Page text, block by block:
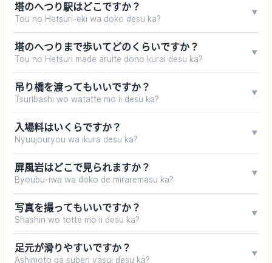
塔のへつり駅はどこですか？
Tou no Hetsuri-eki wa doko desu ka?
▼
塔のへつりまで歩いてどのくらいですか？
Tou no Hetsuri made aruite dono kurai desu ka?
▼
吊り橋を渡ってもいいですか？
Tsuribashi wo watatte mo ii desu ka?
▼
入場料はいくらですか？
Nyuujouryou wa ikura desu ka?
▼
屏風岩はどこで見られますか？
Byoubu-iwa wa doko de miraremasu ka?
▼
写真を撮ってもいいですか？
Shashin wo totte mo ii desu ka?
▼
足元が滑りやすいですか？
Ashimoto ga suberi yasui desu ka?
▼